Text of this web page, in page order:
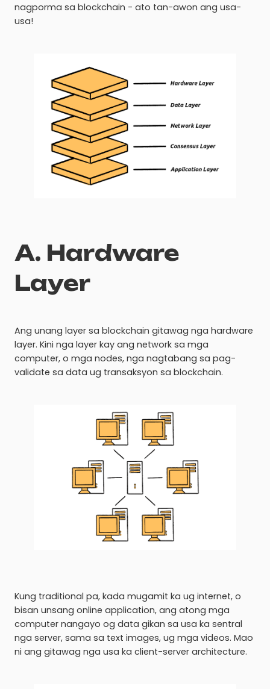
nagporma sa blockchain - ato tan-awon ang usa-
usa!
A. Hardware
Layer
Ang unang layer sa blockchain gitawag nga hardware
layer. Kini nga layer kay ang network sa mga
computer, o mga nodes, nga nagtabang sa pag-
validate sa data ug transaksyon sa blockchain.
Kung traditional pa, kada mugamit ka ug internet, o
bisan unsang online application, ang atong mga
computer nangayo og data gikan sa usa ka sentral
nga server, sama sa text images, ug mga videos. Mao
ni ang gitawag nga usa ka client-server architecture.